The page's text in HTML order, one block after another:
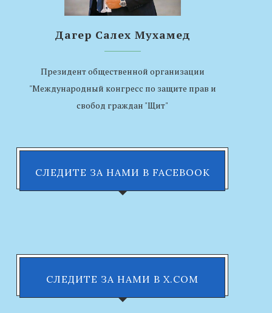
Дагер Салех Мухамед
Президент общественной организации
"Международный конгресс по защите прав и
свобод граждан "Щит"
СЛЕДИТЕ ЗА НАМИ В FACEBOOK
СЛЕДИТЕ ЗА НАМИ В X.COM